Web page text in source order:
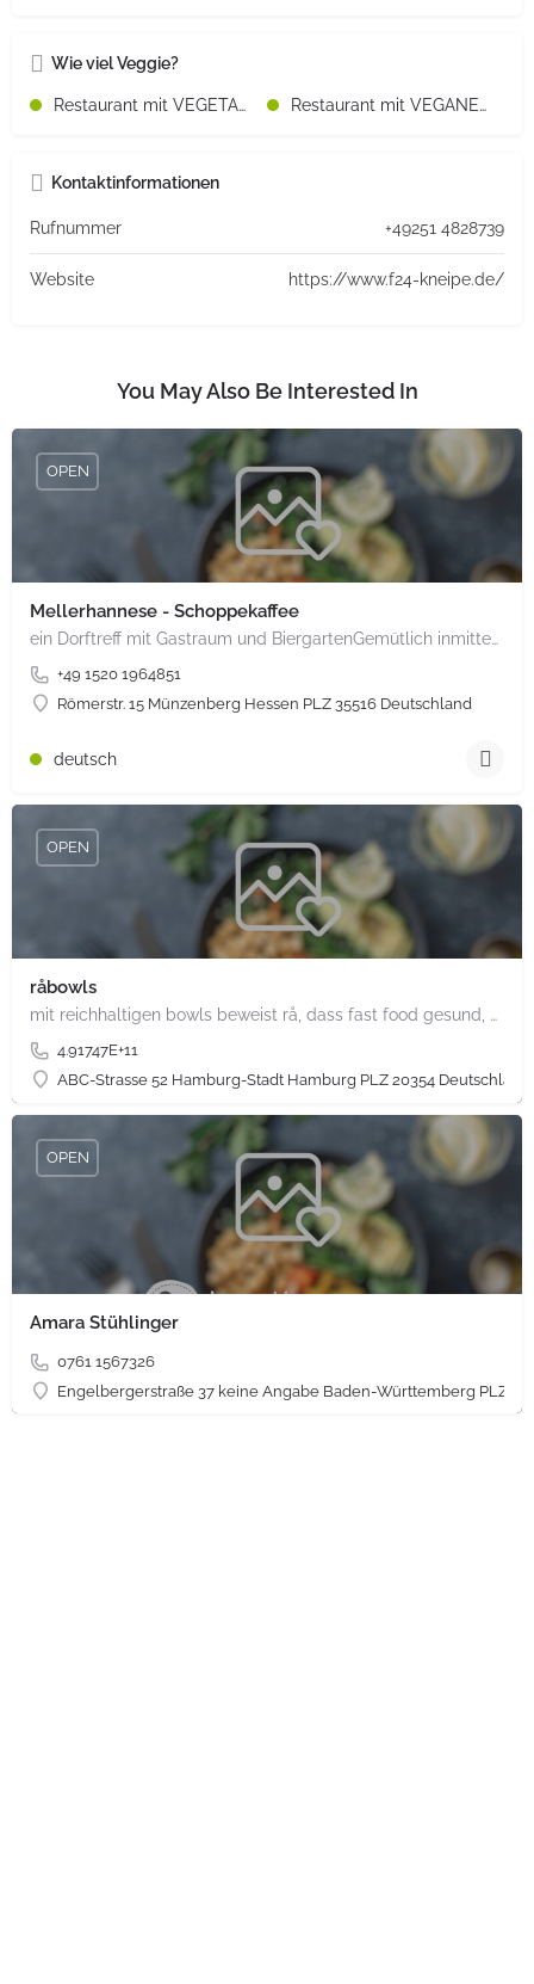
Wie viel Veggie?
Restaurant mit VEGETARISCHEN Speisen Restaurant mit VEGANEN Speisen
Kontaktinformationen
Rufnummer +49251 4828739
Website https://www.f24-kneipe.de/
You May Also Be Interested In
Mellerhannese - Schoppekaffee
ein Dorftreff mit Gastraum und BiergartenGemütlich inmitten unserem idyllischen Trais Münzenberg, entlang…
+49 1520 1964851
Römerstr. 15 Münzenberg Hessen PLZ 35516 Deutschland
OPEN
deutsch
råbowls
mit reichhaltigen bowls beweist rå, dass fast food gesund, nachhaltig und hundertprozentig vegan sein kann.…
4.91747E+11
ABC-Strasse 52 Hamburg-Stadt Hamburg PLZ 20354 Deutschland
OPEN
Amara Stühlinger
0761 1567326
Engelbergerstraße 37 keine Angabe Baden-Württemberg PLZ
OPEN